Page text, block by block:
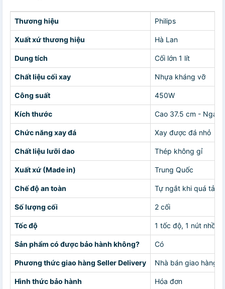
Thương hiệu Philips
Xuất xứ thương hiệu Hà Lan
Dung tích Cối lớn 1 lít
Chất liệu cối xay Nhựa kháng vỡ
Công suất 450W
Kích thước Cao 37.5 cm -
Chức năng xay đá Xay được đá nhỏ
Chất liệu lưỡi dao Thép không gỉ
Xuất xứ (Made in) Trung Quốc
Chế độ an toàn Tự ngắt khi quá tải
Số lượng cối 2 cối
Tốc độ 1 tốc độ, 1 nút nhồi
Sản phẩm có được bảo hành không? Có
Phương thức giao hàng Seller Delivery Nhà bán giao hàng
Hình thức bảo hành Hóa đơn